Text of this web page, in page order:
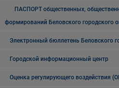
ПАСПОРТ общественных,
формирований Беловского городского
Электронный бюллетень Беловского
Городской информационный центр
Оценка регулирующего воздействия